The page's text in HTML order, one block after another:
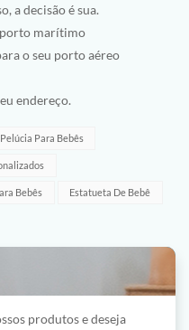
a decisão é sua.
porto marítimo
o seu porto aéreo
endereço.
Para Bebês
Bebês Estatueta De Bebê
produtos e deseja